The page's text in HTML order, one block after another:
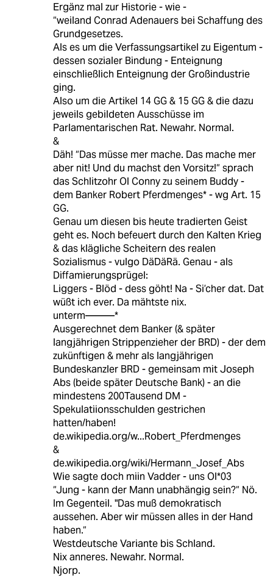
Ergänz mal zur Historie - wie -
“weiland Conrad Adenauers bei Schaffung des
Grundgesetzes.
Als es um die Verfassungsartikel zu Eigentum -
dessen sozialer Bindung - Enteignung
einschließlich Enteignung der Großindustrie
ging.
Also um die Artikel 14 GG & 15 GG & die dazu
jeweils gebildeten Ausschüsse im
Parlamentarischen Rat. Newahr. Normal.
&
Däh! “Das müsse mer mache. Das mache mer
aber nit! Und du machst den Vorsitz!“ sprach
das Schlitzohr Ol Conny zu seinem Buddy -
dem Banker Robert Pferdmenges* - wg Art. 15
GG.
Genau um diesen bis heute tradierten Geist
geht es. Noch befeuert durch den Kalten Krieg
& das klägliche Scheitern des realen
Sozialismus - vulgo DäDäRä. Genau - als
Diffamierungsprügel:
Liggers - Blöd - dess göht! Na - Si’cher dat. Dat
wüßt ich ever. Da mähtste nix.
unterm———*
Ausgerechnet dem Banker (& später
langjährigen Strippenzieher der BRD) - der dem
zukünftigen & mehr als langjährigen
Bundeskanzler BRD - gemeinsam mit Joseph
Abs (beide später Deutsche Bank) - an die
mindestens 200Tausend DM -
Spekulatiionsschulden gestrichen
hatten/haben!
de.wikipedia.org/w...Robert_Pferdmenges
&
de.wikipedia.org/wiki/Hermann_Josef_Abs
Wie sagte doch miin Vadder - uns Ol*03
“Jung - kann der Mann unabhängig sein?“ Nö.
Im Gegenteil. "Das muß demokratisch
aussehen. Aber wir müssen alles in der Hand
haben.“
Westdeutsche Variante bis Schland.
Nix anneres. Newahr. Normal.
Njorp.